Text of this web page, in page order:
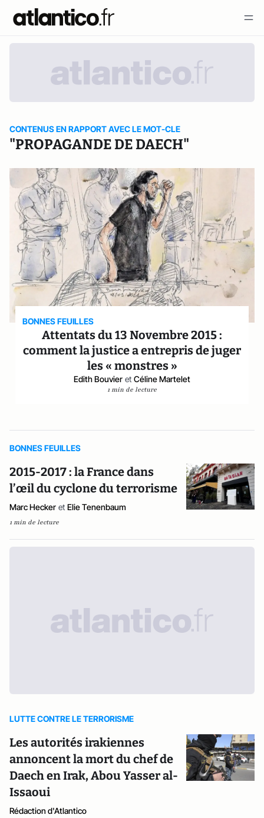
CONTENUS EN RAPPORT AVEC LE MOT-CLE
"PROPAGANDE DE DAECH"
BONNES FEUILLES
Attentats du 13 Novembre 2015 :
comment la justice a entrepris de juger
les « monstres »
Edith Bouvier et Céline Martelet
1 min de lecture
BONNES FEUILLES
2015-2017 : la France dans
l’œil du cyclone du terrorisme
Marc Hecker et Elie Tenenbaum
1 min de lecture
LUTTE CONTRE LE TERRORISME
Les autorités irakiennes
annoncent la mort du chef de
Daech en Irak, Abou Yasser al-
Issaoui
Rédaction d'Atlantico